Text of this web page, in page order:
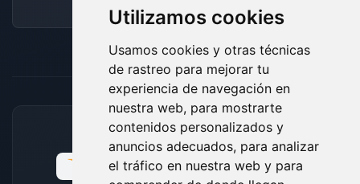
Utilizamos cookies
Usamos cookies y otras técnicas
de rastreo para mejorar tu
experiencia de navegación en
nuestra web, para mostrarte
contenidos personalizados y
anuncios adecuados, para analizar
el tráfico en nuestra web y para
Foro
MÉTODOS DE PAGO ACEPTADOS